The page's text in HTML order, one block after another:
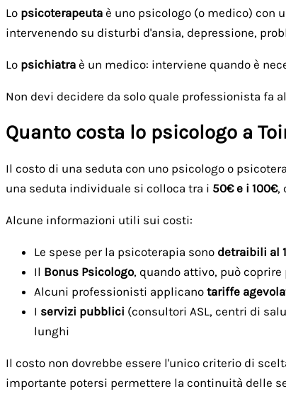
Lo psicoterapeuta è uno psicologo (o medico) con
intervenendo su disturbi d'ansia, depressione,
Lo psichiatra è un medico: interviene quando è
Non devi decidere da solo quale professionista fa
Quanto costa lo psicologo a
Il costo di una seduta con uno psicologo o
una seduta individuale si colloca tra i 50€ e i 100€,
Alcune informazioni utili sui costi:
Le spese per la psicoterapia sono detraibili al
Il Bonus Psicologo, quando attivo, può
Alcuni professionisti applicano tariffe
I servizi pubblici (consultori ASL, centri di
lunghi
Il costo non dovrebbe essere l'unico criterio di
importante potersi permettere la continuità delle